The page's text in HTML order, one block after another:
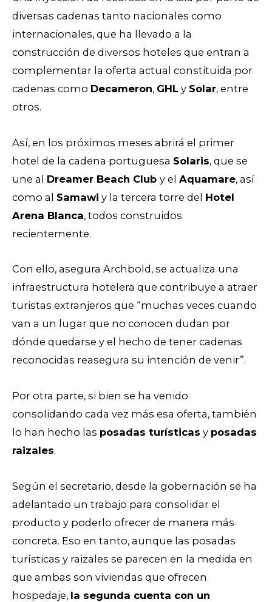
diversas cadenas tanto nacionales como
internacionales, que ha llevado a la
construcción de diversos hoteles que entran a
complementar la oferta actual constituida por
cadenas como Decameron, GHL y Solar, entre
otros.
Así, en los próximos meses abrirá el primer
hotel de la cadena portuguesa Solaris, que se
une al Dreamer Beach Club y el Aquamare, así
como al Samawi y la tercera torre del Hotel
Arena Blanca, todos construidos
recientemente.
Con ello, asegura Archbold, se actualiza una
infraestructura hotelera que contribuye a atraer
turistas extranjeros que “muchas veces cuando
van a un lugar que no conocen dudan por
dónde quedarse y el hecho de tener cadenas
reconocidas reasegura su intención de venir”.
Por otra parte, si bien se ha venido
consolidando cada vez más esa oferta, también
lo han hecho las posadas turísticas y posadas
raizales.
Según el secretario, desde la gobernación se ha
adelantado un trabajo para consolidar el
producto y poderlo ofrecer de manera más
concreta. Eso en tanto, aunque las posadas
turísticas y raizales se parecen en la medida en
que ambas son viviendas que ofrecen
hospedaje, la segunda cuenta con un